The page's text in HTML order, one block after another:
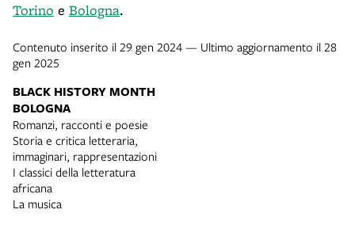
BLACK HISTORY MONTH
BOLOGNA
Romanzi, racconti e poesie
Storia e critica letteraria,
immaginari, rappresentazioni
I classici della letteratura
africana
La musica
Torino e Bologna.
Contenuto inserito il 29 gen 2024 — Ultimo aggiornamento il 28
gen 2025